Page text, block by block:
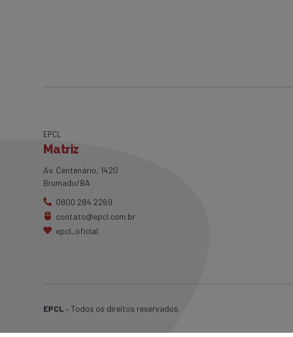
EPCL
Matriz
Av. Centenário, 1420
Brumado/BA
0800 284 2269
contato@epcl.com.br
epcl_oficial
EPCL– Todos os direitos reservados.